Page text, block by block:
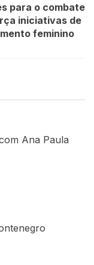
para o combate
iniciativas de
feminino
Ana Paula